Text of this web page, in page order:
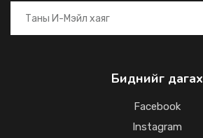
Биднийг дагах
Facebook
Instagram